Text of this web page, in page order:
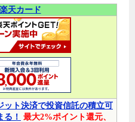
天カード
ット決済で投資信託の積立可
！ 最大2%ポイント還元、